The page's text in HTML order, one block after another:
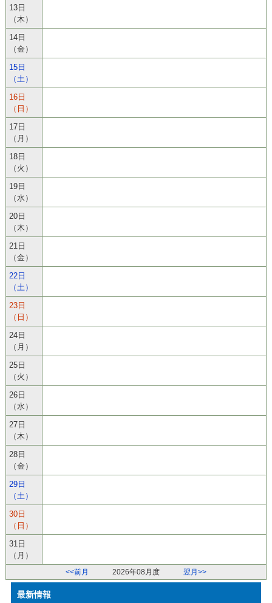
13日
（木）
14日
（金）
15日
（土）
16日
（日）
17日
（月）
18日
（火）
19日
（水）
20日
（木）
21日
（金）
22日
（土）
23日
（日）
24日
（月）
25日
（火）
26日
（水）
27日
（木）
28日
（金）
29日
（土）
30日
（日）
31日
（月）
<<前月 2026年08月度 翌月>>
最新情報